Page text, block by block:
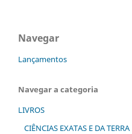
Navegar
Lançamentos
Navegar a categoria
LIVROS
CIÊNCIAS EXATAS E DA TERRA